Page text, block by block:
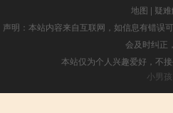
地图 | 疑
声明：本站内容来自互联网，如信息有错误
会及时纠正
本站仅为个人兴趣爱好，不
小男孩